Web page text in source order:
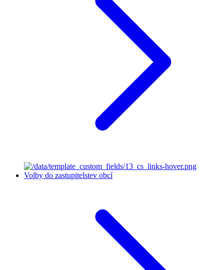
Volby do zastupitelstev obcí